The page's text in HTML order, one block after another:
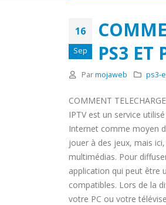
16
Sep
PS3 ET
Par mojaweb ps3-
COMMENT
IPTV est un service
Internet comme moyen
jouer à des jeux, mais
multimédias. Pour
application qui peut être
compatibles. Lors de la
votre PC ou votre